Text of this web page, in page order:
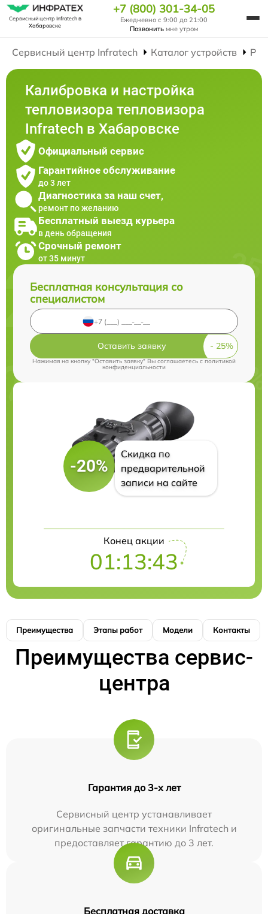
Сервисный центр Infratechв
Хабаровске
+7 (800) 301-34-05
Ежедневно с 9:00 до 21:00
Позвонить мне утром
Сервисный центр Infratech Каталог устройств
Калибровка и настройка
тепловизора тепловизора
Infratech в Хабаровске
Официальный сервис
Гарантийное обслуживание
до 3 лет
Диагностика за наш счет,
ремонт по желанию
Бесплатный выезд курьера
в день обращения
Срочный ремонт
от 35 минут
Бесплатная консультация со
специалистом
Оставить заявку
Нажимая на кнопку "Оставить заявку" Вы соглашаетесь cполитикой
конфиденциальности
-20%
Скидка по
предварительной
записи на сайте
Конец акции
01:13:43
Преимущества Этапы работ Модели Контакты
Преимущества сервис-
центра
Гарантия до 3-х лет
Сервисный центр устанавливает
оригинальные запчасти техники Infratech и
предоставляет гарантию до 3 лет.
Бесплатная доставка